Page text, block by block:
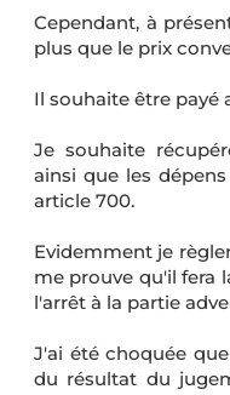
Cependant, à
plus que le prix
Il souhaite être payé
Je souhaite
ainsi que les
article 700.
Evidemment je
me prouve qu'il fera
l'arrêt à la partie
J'ai été choquée
du résultat du